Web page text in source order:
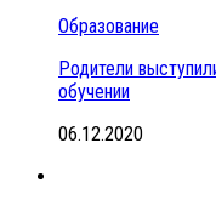
Образование
Родители
обучении
06.12.2020